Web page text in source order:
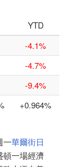
YTD
-4.1%
-4.7%
-9.4%
+0.964%
一華爾街日
頓一場經濟